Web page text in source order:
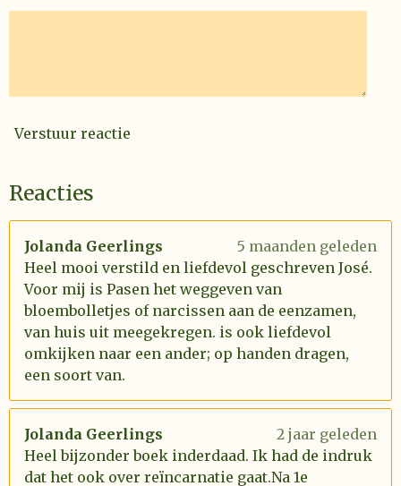
Verstuur reactie
Reacties
Jolanda Geerlings
5 maanden geleden
Heel mooi verstild en liefdevol geschreven José.
Voor mij is Pasen het weggeven van
bloembolletjes of narcissen aan de eenzamen,
van huis uit meegekregen. is ook liefdevol
omkijken naar een ander; op handen dragen,
een soort van.
Jolanda Geerlings
2 jaar geleden
Heel bijzonder boek inderdaad. Ik had de indruk
dat het ook over reïncarnatie gaat.Na 1e